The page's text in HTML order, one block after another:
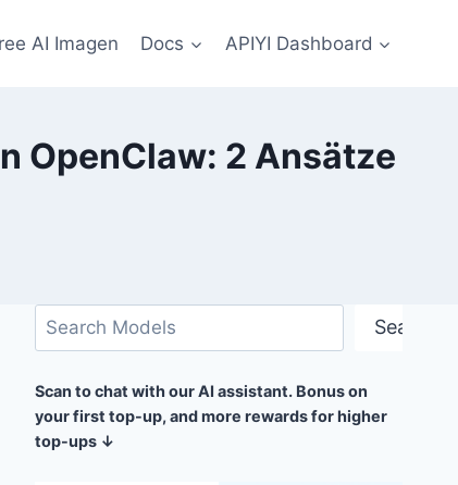
AI Imagen Docs APIYI Dashboard
OpenClaw: 2 Ansätze
Suchen Search
Scan to chat with our AI assistant. Bonus on
your first top-up, and more rewards for higher
top-ups ↓